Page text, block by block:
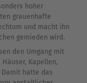
hoher
grauenhafte
und macht ihn
gemieden wird.
den Umgang mit
Kapellen,
hatte das